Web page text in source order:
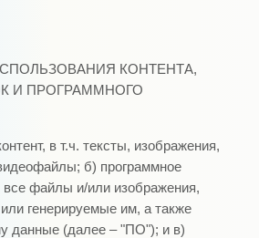
КОНТЕНТА,
И ПРОГРАММНОГО
в т.ч. тексты, изображения,
б) программное
все файлы и/или изображения,
генерируемые им, а также
данные (далее – "ПО"); и в)